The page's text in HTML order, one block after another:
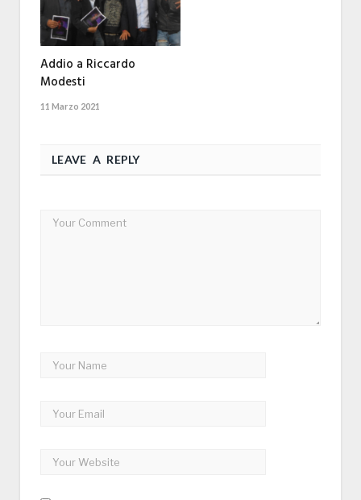
Addio a Riccardo
Modesti
11 Marzo 2021
LEAVE A REPLY